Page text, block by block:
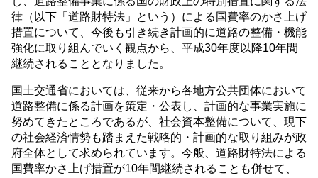
律（以下「道路財特法」という）による国費率のかさ上げ
措置について、今後も引き続き計画的に道路の整備・機能
強化に取り組んでいく観点から、平成30年度以降10年間
継続されることとなりました。
国土交通省においては、従来から各地方公共団体において
道路整備に係る計画を策定・公表し、計画的な事業実施に
努めてきたところであるが、社会資本整備について、現下
の社会経済情勢も踏まえた戦略的・計画的な取り組みが政
府全体として求められています。今般、道路財特法による
国費率かさ上げ措置が10年間継続されることも併せて、